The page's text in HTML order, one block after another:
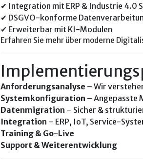
✔ Integration mit ERP & Industrie 4.0
✔ DSGVO-konforme
✔ Erweiterbar mit KI-Modulen
Erfahren Sie mehr über moderne
Anforderungsanalyse – Wir
Systemkonfiguration – Angepasste
Datenmigration – Sicher &
Integration – ERP, IoT, Service-
Training & Go-Live
Support & Weiterentwicklung